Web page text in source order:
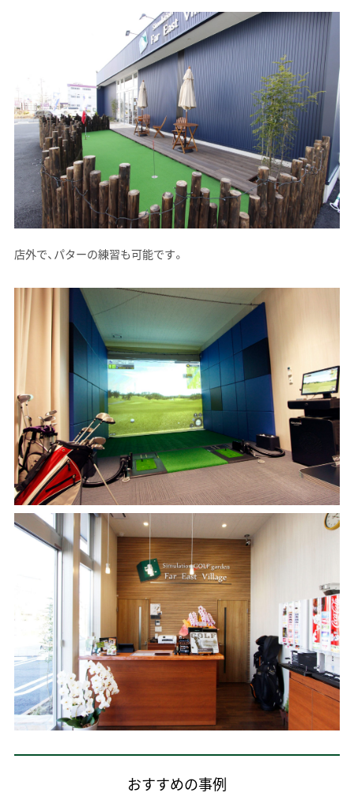
店外で、パターの練習も可能です。
おすすめの事例